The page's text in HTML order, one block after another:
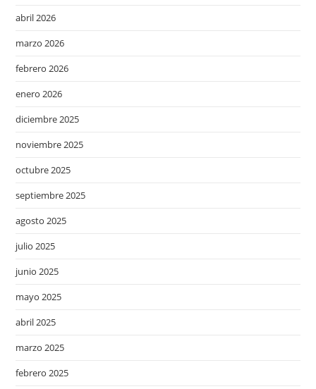
abril 2026
marzo 2026
febrero 2026
enero 2026
diciembre 2025
noviembre 2025
octubre 2025
septiembre 2025
agosto 2025
julio 2025
junio 2025
mayo 2025
abril 2025
marzo 2025
febrero 2025